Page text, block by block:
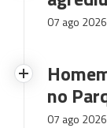
07 ago 2026
no
07 ago 2026